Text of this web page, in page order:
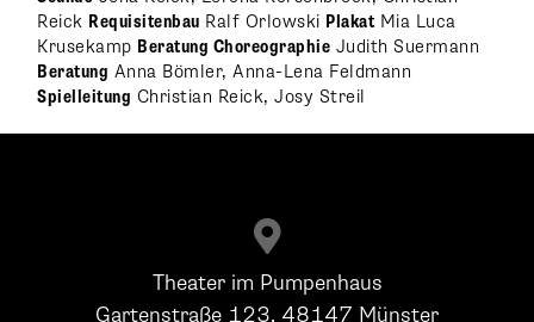
Reick Requisitenbau Ralf Orlowski Plakat Mia Luca
Krusekamp Beratung Choreographie Judith Suermann
Beratung Anna Bömler, Anna-Lena Feldmann
Spielleitung Christian Reick, Josy Streil

Theater im Pumpenhaus
Gartenstraße 123, 48147 Münster